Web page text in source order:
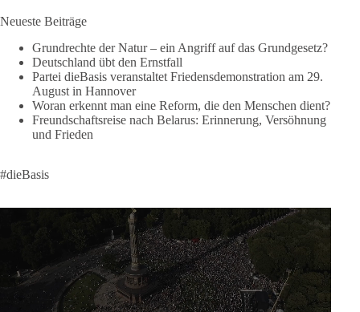
🟩🟩🟦🟦🟥🟥🟧🟧
Like, teile und kommentiere unsere Beiträge, damit noch mehr
Menschen mitbekommen, wofür wir stehen und warum es sich
lohnt, dieBasis zu wählen.
Mehr Infos: https://diebasis-st.de/wahlprogramm/
#dieBasis #Landtagswahl
Auf Facebook ansehen
DieBasis
2 Tage(n) zuvor
🔎 Über 100-mal keine Antwort.
Neueste Beiträge
Grundrechte der Natur – ein Angriff auf das Grundgesetz?
Deutschland übt den Ernstfall
Partei dieBasis veranstaltet Friedensdemonstration am 29.
August in Hannover
Woran erkennt man eine Reform, die den Menschen dient?
Freundschaftsreise nach Belarus: Erinnerung, Versöhnung
und Frieden
#dieBasis